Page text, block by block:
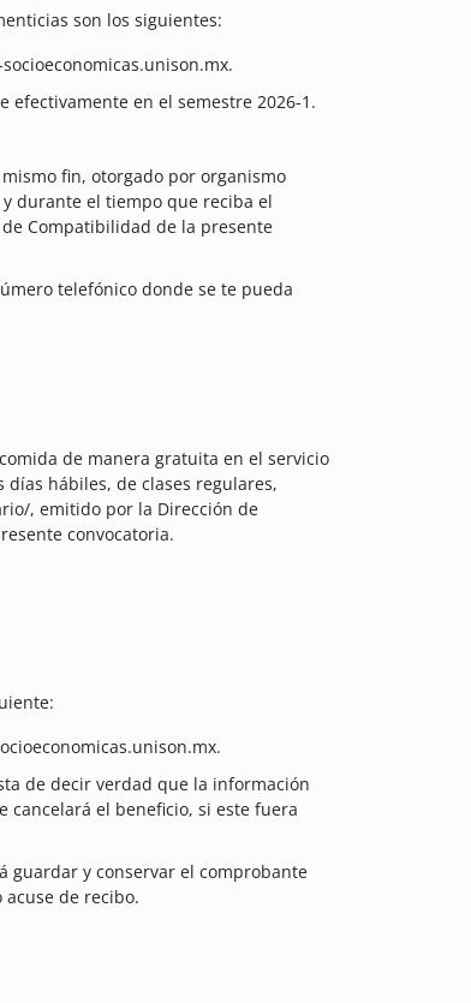
son los siguientes:
efectivamente en el semestre 2026-1.
fin, otorgado por organismo
durante el tiempo que reciba el
Compatibilidad de la presente
telefónico donde se te pueda
de manera gratuita en el servicio
hábiles, de clases regulares,
, emitido por la Dirección de
convocatoria.
de decir verdad que la información
cancelará el beneficio, si este fuera
guardar y conservar el comprobante
de recibo.